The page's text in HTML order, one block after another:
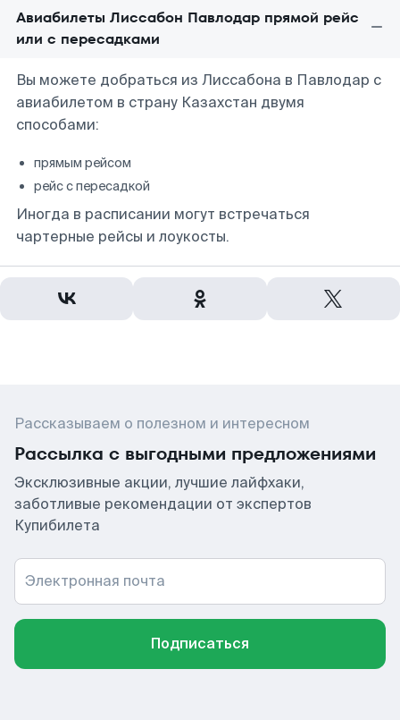
Авиабилеты Лиссабон Павлодар прямой рейс
или с пересадками
Вы можете добраться из Лиссабона в Павлодар с
авиабилетом в страну Казахстан двумя
способами:
прямым рейсом
рейс с пересадкой
Иногда в расписании могут встречаться
чартерные рейсы и лоукосты.
Рассказываем о полезном и интересном
Рассылка с выгодными предложениями
Эксклюзивные акции, лучшие лайфхаки,
заботливые рекомендации от экспертов
Купибилета
Электронная почта
Подписаться